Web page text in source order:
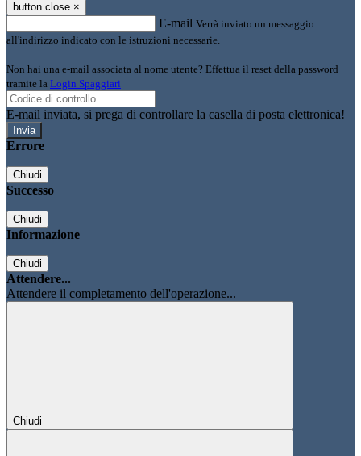
button close ×
E-mail Verrà inviato un messaggio
all'indirizzo indicato con le istruzioni necessarie.
Non hai una e-mail associata al nome utente? Effettua il reset della password
tramite la Login Spaggiari
E-mail inviata, si prega di controllare la casella di posta elettronica!
Errore
Chiudi
Successo
Chiudi
Informazione
Chiudi
Attendere...
Attendere il completamento dell'operazione...
Chiudi